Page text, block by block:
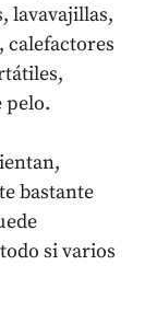
lavavajillas,
calefactores
pelo.
bastante
si varios